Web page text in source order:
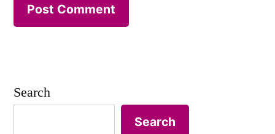
Search
Search